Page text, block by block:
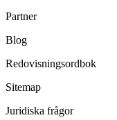
Partner
Blog
Redovisningsordbok
Sitemap
Juridiska frågor